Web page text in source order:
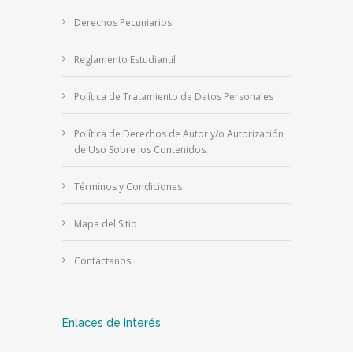
Derechos Pecuniarios
Reglamento Estudiantil
Política de Tratamiento de Datos Personales
Política de Derechos de Autor y/o Autorización
de Uso Sobre los Contenidos.
Términos y Condiciones
Mapa del Sitio
Contáctanos
Enlaces de Interés